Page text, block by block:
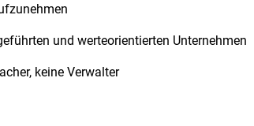
und werteorientierten Unternehmen
keine Verwalter